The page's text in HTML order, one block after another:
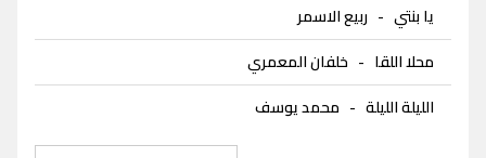
يا بنتي - ربيع الاسمر
محلا اللقا - خلفان المعمري
الليلة الليلة - محمد يوسف